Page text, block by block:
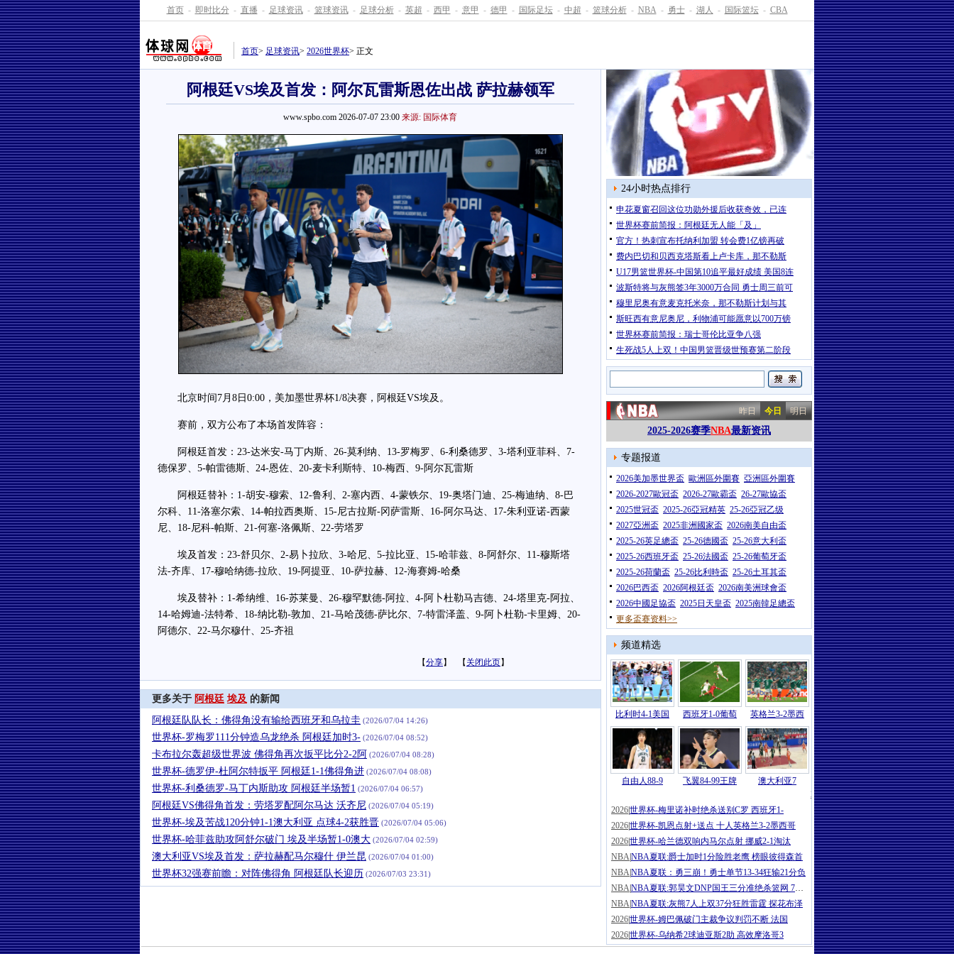
首页 - 即时比分 - 直播 - 足球资讯 - 篮球资讯 - 足球分析 - 英超 - 西甲 - 意甲 - 德甲 - 国际足坛 - 中超 - 篮球分析 - NBA - 勇士 - 湖人 - 国际篮坛 - CBA
首页> 足球资讯> 2026世界杯> 正文
阿根廷VS埃及首发：阿尔瓦雷斯恩佐出战 萨拉赫领军
www.spbo.com 2026-07-07 23:00 来源: 国际体育
北京时间7月8日0:00，美加墨世界杯1/8决赛，阿根廷VS埃及。
赛前，双方公布了本场首发阵容：
阿根廷首发：23-达米安-马丁内斯、26-莫利纳、13-罗梅罗、6-利桑德罗、3-塔利亚菲科、7-
德保罗、5-帕雷德斯、24-恩佐、20-麦卡利斯特、10-梅西、9-阿尔瓦雷斯
阿根廷替补：1-胡安-穆索、12-鲁利、2-塞内西、4-蒙铁尔、19-奥塔门迪、25-梅迪纳、8-巴
尔科、11-洛塞尔索、14-帕拉西奥斯、15-尼古拉斯-冈萨雷斯、16-阿尔马达、17-朱利亚诺-西蒙
尼、18-尼科-帕斯、21-何塞-洛佩斯、22-劳塔罗
埃及首发：23-舒贝尔、2-易卜拉欣、3-哈尼、5-拉比亚、15-哈菲兹、8-阿舒尔、11-穆斯塔
法-齐库、17-穆哈纳德-拉欣、19-阿提亚、10-萨拉赫、12-海赛姆-哈桑
埃及替补：1-希纳维、16-苏莱曼、26-穆罕默德-阿拉、4-阿卜杜勒马吉德、24-塔里克-阿拉、
14-哈姆迪-法特希、18-纳比勒-敦加、21-马哈茂德-萨比尔、7-特雷泽盖、9-阿卜杜勒-卡里姆、20-
阿德尔、22-马尔穆什、25-齐祖
【分享】 【 关闭此页】
更多关于 阿根廷 埃及 的新闻
阿根廷队队长：佛得角没有输给西班牙和乌拉圭 (2026/07/04 14:26)
世界杯-罗梅罗111分钟造乌龙绝杀 阿根廷加时3- (2026/07/04 08:52)
卡布拉尔轰超级世界波 佛得角再次扳平比分2-2阿 (2026/07/04 08:28)
世界杯-德罗伊-杜阿尔特扳平 阿根廷1-1佛得角进 (2026/07/04 08:08)
世界杯-利桑德罗-马丁内斯助攻 阿根廷半场暂1 (2026/07/04 06:57)
阿根廷VS佛得角首发：劳塔罗配阿尔马达 沃齐尼 (2026/07/04 05:19)
世界杯-埃及苦战120分钟1-1澳大利亚 点球4-2获胜晋 (2026/07/04 05:06)
世界杯-哈菲兹助攻阿舒尔破门 埃及半场暂1-0澳大 (2026/07/04 02:59)
澳大利亚VS埃及首发：萨拉赫配马尔穆什 伊兰昆 (2026/07/04 01:00)
世界杯32强赛前瞻：对阵佛得角 阿根廷队长迎历 (2026/07/03 23:31)
24小时热点排行
申花夏窗召回这位功勋外援后收获奇效，已连
世界杯赛前简报：阿根廷无人能「及」
官方！热刺宣布托纳利加盟 转会费1亿镑再破
费内巴切和贝西克塔斯看上卢卡库，那不勒斯
U17男篮世界杯-中国第10追平最好成绩 美国8连
波斯特将与灰熊签3年3000万合同 勇士周三前可
穆里尼奥有意麦克托米奈，那不勒斯计划与其
斯旺西有意尼奥尼，利物浦可能愿意以700万镑
世界杯赛前简报：瑞士哥伦比亚争八强
生死战5人上双！中国男篮晋级世预赛第二阶段
昨日 今日 明日
2025-2026赛季NBA最新资讯
专题报道
2026美加墨世界盃 歐洲區外圍賽 亞洲區外圍賽
2026-2027歐冠盃 2026-27歐霸盃 26-27歐協盃
2025世冠盃 2025-26亞冠精英 25-26亞冠乙级
2027亞洲盃 2025非洲國家盃 2026南美自由盃
2025-26英足總盃 25-26德國盃 25-26意大利盃
2025-26西班牙盃 25-26法國盃 25-26葡萄牙盃
2025-26荷蘭盃 25-26比利時盃 25-26土耳其盃
2026巴西盃 2026阿根廷盃 2026南美洲球會盃
2026中國足協盃 2025日天皇盃 2025南韓足總盃
更多盃赛资料>>
频道精选
比利时4-1美国 西班牙1-0葡萄 英格兰3-2墨西
自由人88-9 飞翼84-99王牌
澳大利亚7
2026 |世界杯-东道主全止步16强！比利
2026世界杯-梅里诺补时绝杀送别C罗 西班牙1-
2026世界杯-凯恩点射+送点 十人英格兰3-2墨西哥
2026世界杯-哈兰德双响内马尔点射 挪威2-1淘汰
NBANBA夏联:爵士加时1分险胜老鹰 榜眼彼得森首
NBANBA夏联：勇三崩！勇士单节13-34狂输21分负
NBANBA夏联:郭昊文DNP国王三分准绝杀篮网 7号秀
NBANBA夏联:灰熊7人上双37分狂胜雷霆 探花布泽
2026世界杯-姆巴佩破门主裁争议判罚不断 法国
2026世界杯-乌纳希2球迪亚斯2助 高效摩洛哥3